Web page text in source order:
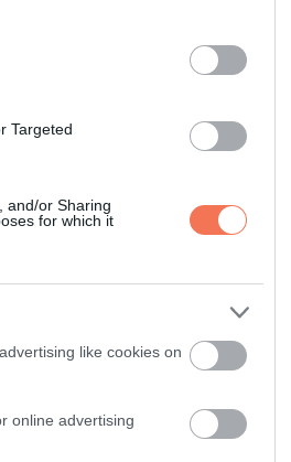
Targeted
and/or Sharing
for which it
like cookies on
online advertising
szabadtéri programot terveznek.
a látási viszonyokat.
lezárni az ablakokat.